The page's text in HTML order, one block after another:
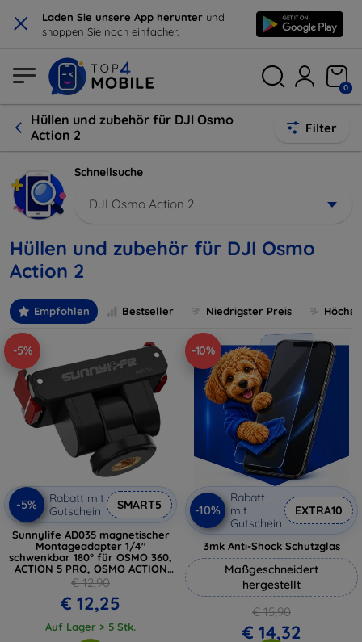
× Laden Sie unsere App herunter und
shoppen Sie noch einfacher.
0
Hüllen und zubehör für DJI Osmo
Action 2
Filter
Schnellsuche
DJI Osmo Action 2
Hüllen und zubehör für DJI Osmo
Action 2
Empfohlen Bestseller Niedrigster Preis
-5%
-5%
Rabatt mit
Gutschein
SMART5
Sunnylife AD035 magnetischer
Montageadapter 1/4"
schwenkbar 180° für OSMO 360,
ACTION 5 PRO, OSMO ACTION
4/3/2
€ 12,90
€ 12,25
Auf Lager > 5 Stk.
-10%
-10%
Rabatt
mit
Gutschein
EXTRA10
3mk Anti-Shock Schutzglas
Maßgeschneidert
hergestellt
€ 15,90
€ 14,32